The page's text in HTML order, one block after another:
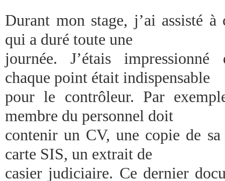
Durant mon stage, j’ai assisté à
qui a duré toute une
journée. J’étais
chaque point était indispensable
pour le contrôleur. Par
membre du personnel doit
contenir un CV, une copie de
carte SIS, un extrait de
casier judiciaire. Ce dernier